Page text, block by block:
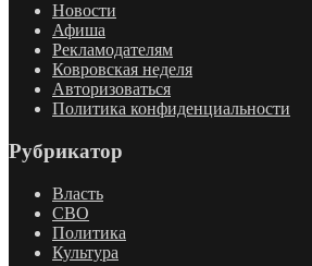
Новости
Афиша
Рекламодателям
Ковровская неделя
Авторизоваться
Политика конфиденциальности
Рубрикатор
Власть
СВО
Политика
Культура